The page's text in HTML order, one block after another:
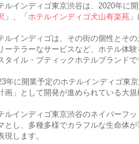
ルインディゴ東京渋谷は、2020年に開
」、「 ホテルインディゴ犬山有楽苑
ルインディゴは、その街の個性とそ
ーテラーなサービスなど、ホテル体
タイル・ブティックホテルブランドで
年に開業予定のホテルインディゴ東
画」として開発が進められている大
ルインディゴ東京渋谷のネイバーフ
とし、多種多様でカラフルな生命体
現します。